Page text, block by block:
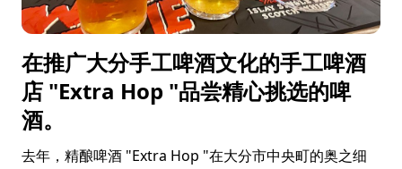
在推广大分手工啤酒文化的手工啤酒
店 "Extra Hop "品尝精心挑选的啤
酒。
去年，精酿啤酒 "Extra Hop "在大分市中央町的奥之细